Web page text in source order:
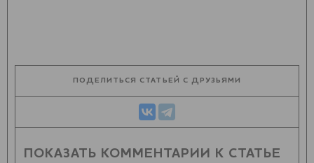
ПОДЕЛИТЬСЯ СТАТЬЕЙ С ДРУЗЬЯМИ
ПОКАЗАТЬ КОММЕНТАРИИ К СТАТЬЕ